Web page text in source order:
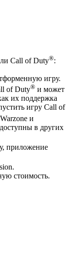
Call of Duty®:
игру.
of Duty® и может
их поддержка
игру Call of
и
в других
приложение
стоимость.